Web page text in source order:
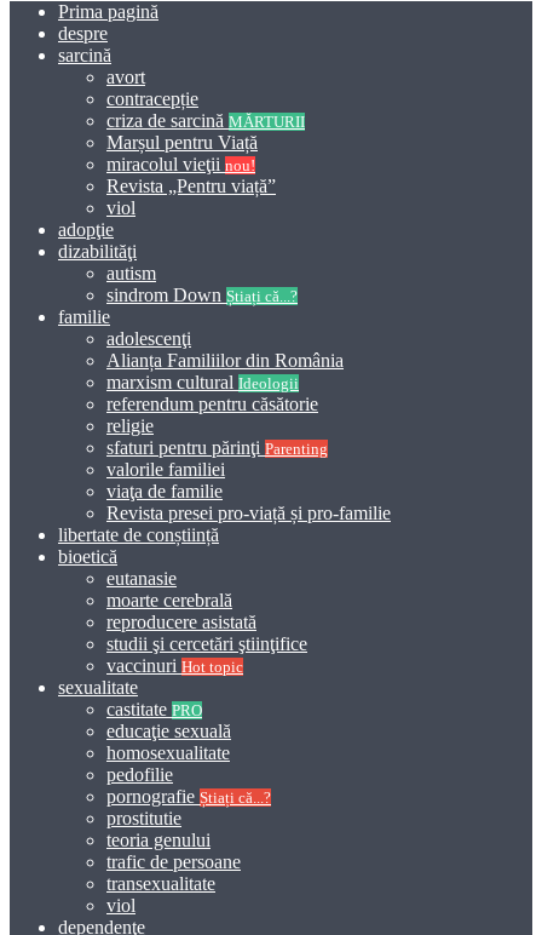
Prima pagină
despre
sarcină
avort
contracepție
criza de sarcină MĂRTURII
Marșul pentru Viață
miracolul vieţii nou!
Revista „Pentru viață”
viol
adopţie
dizabilităţi
autism
sindrom Down Știați că...?
familie
adolescenţi
Alianța Familiilor din România
marxism cultural Ideologii
referendum pentru căsătorie
religie
sfaturi pentru părinţi Parenting
valorile familiei
viaţa de familie
Revista presei pro-viață și pro-familie
libertate de conștiință
bioetică
eutanasie
moarte cerebrală
reproducere asistată
studii şi cercetări ştiinţifice
vaccinuri Hot topic
sexualitate
castitate PRO
educaţie sexuală
homosexualitate
pedofilie
pornografie Știați că...?
prostitutie
teoria genului
trafic de persoane
transexualitate
viol
dependenţe